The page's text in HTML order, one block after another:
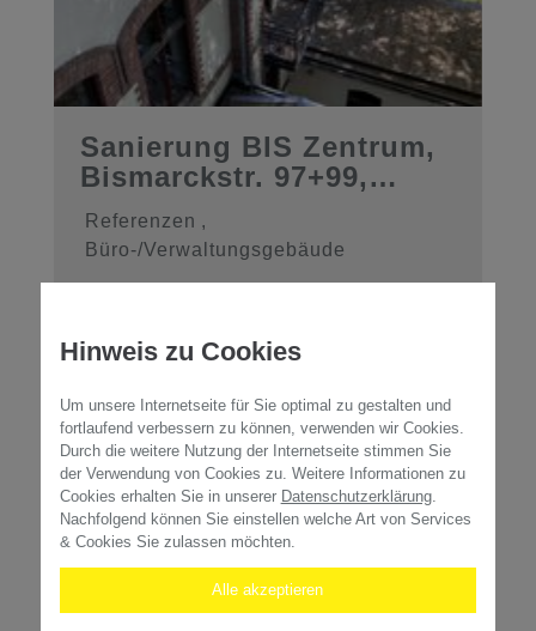
Sanierung BIS Zentrum,
Bismarckstr. 97+99,
41061 M ...
Referenzen ,
Büro-/Verwaltungsgebäude
Hinweis zu Cookies
Um unsere Internetseite für Sie optimal zu gestalten und
fortlaufend verbessern zu können, verwenden wir Cookies.
Durch die weitere Nutzung der Internetseite stimmen Sie
der Verwendung von Cookies zu. Weitere Informationen zu
Cookies erhalten Sie in unserer Datenschutzerklärung.
Nachfolgend können Sie einstellen welche Art von Services
& Cookies Sie zulassen möchten.
Alle akzeptieren